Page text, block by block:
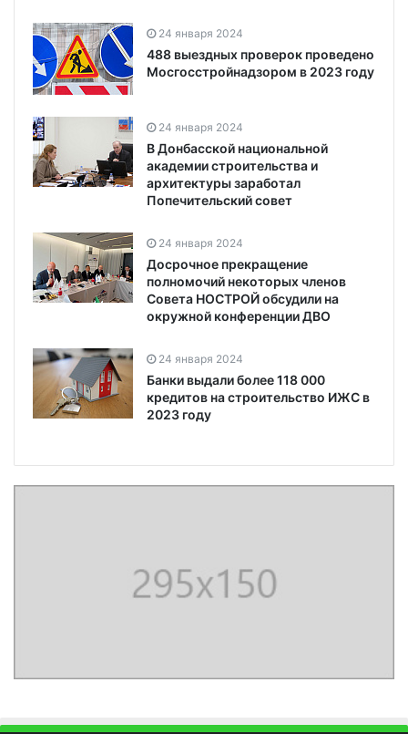
24 января 2024
488 выездных проверок проведено
Мосгосстройнадзором в 2023 году
24 января 2024
В Донбасской национальной
академии строительства и
архитектуры заработал
Попечительский совет
24 января 2024
Досрочное прекращение
полномочий некоторых членов
Совета НОСТРОЙ обсудили на
окружной конференции ДВО
24 января 2024
Банки выдали более 118 000
кредитов на строительство ИЖС в
2023 году